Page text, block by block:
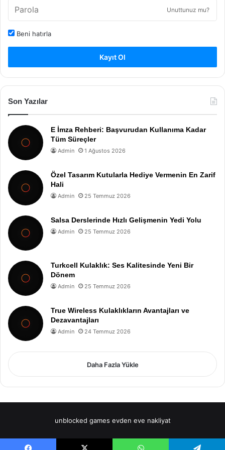
Unuttunuz mu?
Beni hatırla
Kayıt Ol
Son Yazılar
E İmza Rehberi: Başvurudan Kullanıma Kadar
Tüm Süreçler
Admin 1 Ağustos 2026
Özel Tasarım Kutularla Hediye Vermenin En Zarif
Hali
Admin 25 Temmuz 2026
Salsa Derslerinde Hızlı Gelişmenin Yedi Yolu
Admin 25 Temmuz 2026
Turkcell Kulaklık: Ses Kalitesinde Yeni Bir
Dönem
Admin 25 Temmuz 2026
True Wireless Kulaklıkların Avantajları ve
Dezavantajları
Admin 24 Temmuz 2026
Daha Fazla Yükle
unblocked games evden eve nakliyat